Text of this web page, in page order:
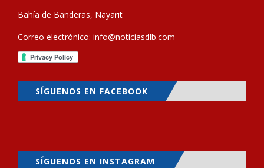
Bahía de Banderas, Nayarit
Correo electrónico: info@noticiasdlb.com
SÍGUENOS EN FACEBOOK
SÍGUENOS EN INSTAGRAM